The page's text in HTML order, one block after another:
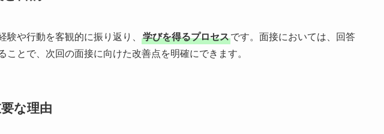
験や行動を客観的に振り返り、 学びを得るプロセスです。面接においては、回答
とで、次回の面接に向けた改善点を明確にできます。
な理由